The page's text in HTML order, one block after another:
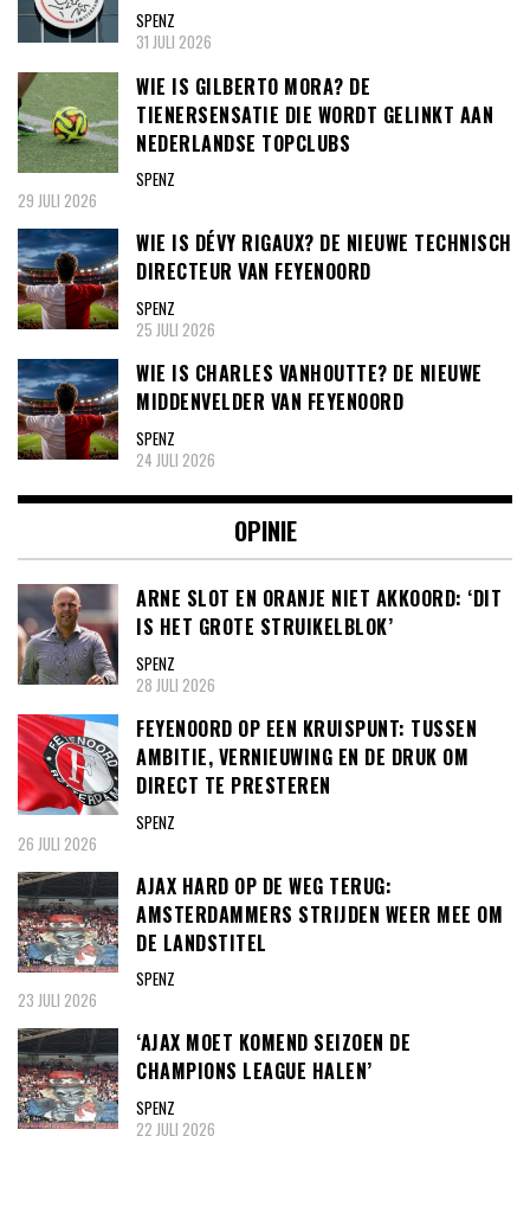
SPENZ
31 JULI 2026
WIE IS GILBERTO MORA? DE
TIENERSENSATIE DIE WORDT GELINKT AAN
NEDERLANDSE TOPCLUBS
SPENZ
29 JULI 2026
WIE IS DÉVY RIGAUX? DE NIEUWE TECHNISCH
DIRECTEUR VAN FEYENOORD
SPENZ
25 JULI 2026
WIE IS CHARLES VANHOUTTE? DE NIEUWE
MIDDENVELDER VAN FEYENOORD
SPENZ
24 JULI 2026
OPINIE
ARNE SLOT EN ORANJE NIET AKKOORD: ‘DIT
IS HET GROTE STRUIKELBLOK’
SPENZ
28 JULI 2026
FEYENOORD OP EEN KRUISPUNT: TUSSEN
AMBITIE, VERNIEUWING EN DE DRUK OM
DIRECT TE PRESTEREN
SPENZ
26 JULI 2026
AJAX HARD OP DE WEG TERUG:
AMSTERDAMMERS STRIJDEN WEER MEE OM
DE LANDSTITEL
SPENZ
23 JULI 2026
‘AJAX MOET KOMEND SEIZOEN DE
CHAMPIONS LEAGUE HALEN’
SPENZ
22 JULI 2026